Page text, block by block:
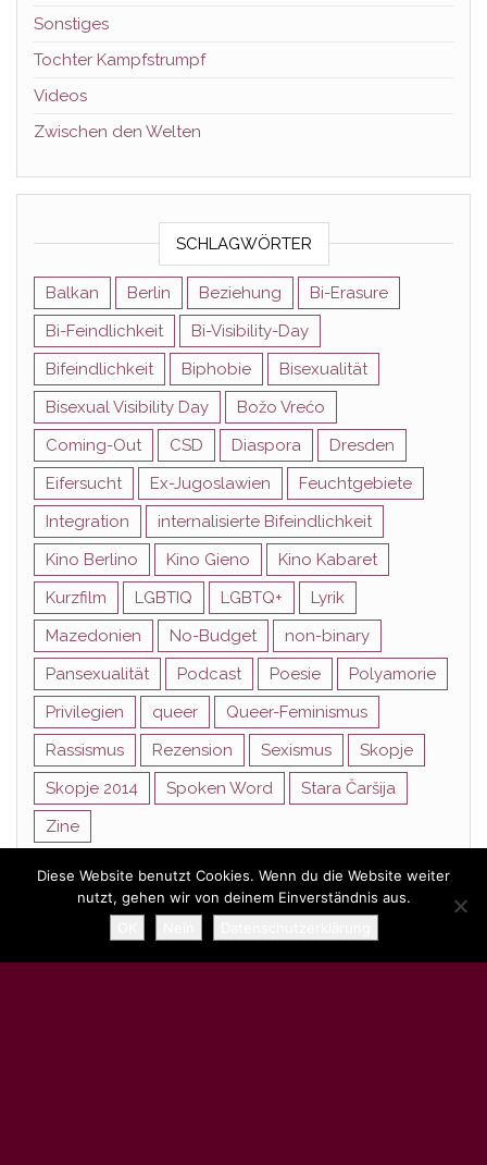
Sonstiges
Tochter Kampfstrumpf
Videos
Zwischen den Welten
SCHLAGWÖRTER
Balkan Berlin Beziehung
Bi-Erasure
Bi-Feindlichkeit
Bi-Visibility-Day
Bifeindlichkeit
Biphobie
Bisexualität
Bisexual Visibility Day
Božo Vrećo
Coming-Out
CSD Diaspora
Dresden
Eifersucht
Ex-Jugoslawien
Feuchtgebiete
Integration
internalisierte Bifeindlichkeit
Kino Berlino
Kino Gieno
Kino Kabaret
Kurzfilm
LGBTIQ LGBTQ+
Lyrik
Mazedonien
No-Budget
non-binary
Pansexualität
Podcast Poesie
Polyamorie
Privilegien
queer
Queer-Feminismus
Rassismus
Rezension Sexismus
Skopje
Skopje 2014
Spoken Word
Stara Čaršija
Zine
Stolz präsentiert von WordPress |Theme:Head Blog
Diese Website benutzt Cookies. Wenn du die Website weiter
nutzt, gehen wir von deinem Einverständnis aus.